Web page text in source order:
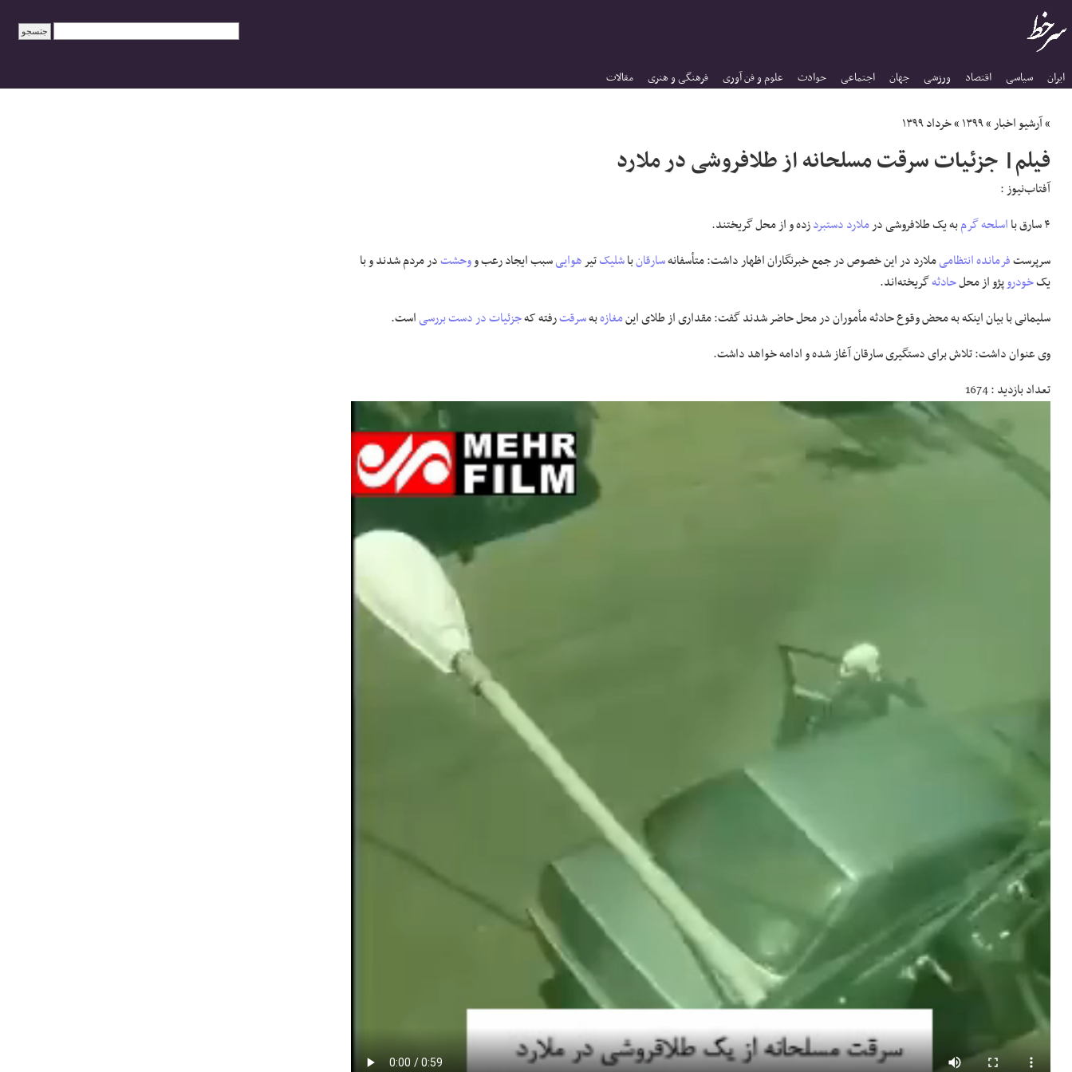
ایران سیاسی اقتصاد ورزشی جهان اجتماعی حوادث علوم و فن آوری فرهنگی و هنری مقالات
»آرشیو اخبار»۱۳۹۹»خرداد ۱۳۹۹
فیلم| جزئیات سرقت مسلحانه از طلافروشی در ملارد
آفتاب‌‌نیوز :
۴ سارق با
اسلحه گرمبه یک طلافروشی درملارددستبردزده و از محل گریختند.
سرپرستفرماندهانتظامیملارد در این خصوص در جمع خبرنگاران اظهار داشت: متأسفانهسارقانباشلیکتیرهواییسبب ایجاد رعب ووحشتدر مردم شدند و با
یکخودروپژو از محلحادثهگریخته‌اند.
سلیمانی با بیان اینکه به محض وقوع حادثه مأموران در محل حاضر شدند گفت: مقداری از طلای اینمغازهبهسرقترفته کهجزئیاتدر دست بررسیاست.
وی عنوان داشت: تلاش برای دستگیری سارقان آغاز شده و ادامه خواهد داشت.
تعداد بازدید : 1674